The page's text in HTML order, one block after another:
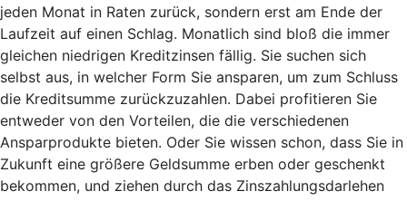
jeden Monat in Raten zurück, sondern erst am Ende der
Laufzeit auf einen Schlag. Monatlich sind bloß die immer
gleichen niedrigen Kreditzinsen fällig. Sie suchen sich
selbst aus, in welcher Form Sie ansparen, um zum Schluss
die Kreditsumme zurückzuzahlen. Dabei profitieren Sie
entweder von den Vorteilen, die die verschiedenen
Ansparprodukte bieten. Oder Sie wissen schon, dass Sie in
Zukunft eine größere Geldsumme erben oder geschenkt
bekommen, und ziehen durch das Zinszahlungsdarlehen